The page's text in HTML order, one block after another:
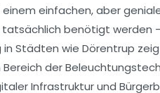
einfachen, aber
benötigt werden
Städten wie Dörentrup
der
Infrastrukturund